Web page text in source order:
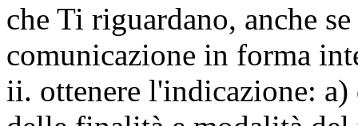
che Ti riguardano, anche
comunicazione in forma
ii. ottenere l'indicazione: